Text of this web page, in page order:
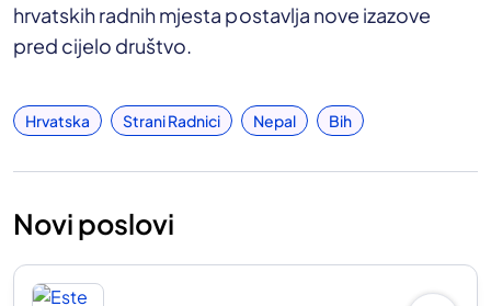
hrvatskih radnih mjesta postavlja nove izazove
pred cijelo društvo.
Hrvatska Strani Radnici Nepal Bih
Novi poslovi